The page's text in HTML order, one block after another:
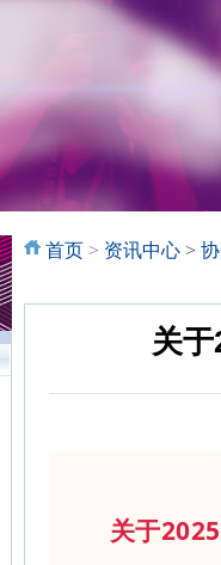
首页 > 资讯中心 >
关
关于